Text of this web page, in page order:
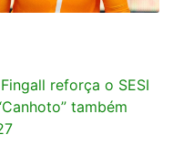
reforça o SESI
também